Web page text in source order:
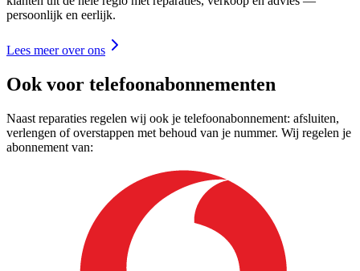
persoonlijk en eerlijk.
Lees meer over ons
Ook voor telefoonabonnementen
Naast reparaties regelen wij ook je telefoonabonnement: afsluiten,
verlengen of overstappen met behoud van je nummer. Wij regelen je
abonnement van: